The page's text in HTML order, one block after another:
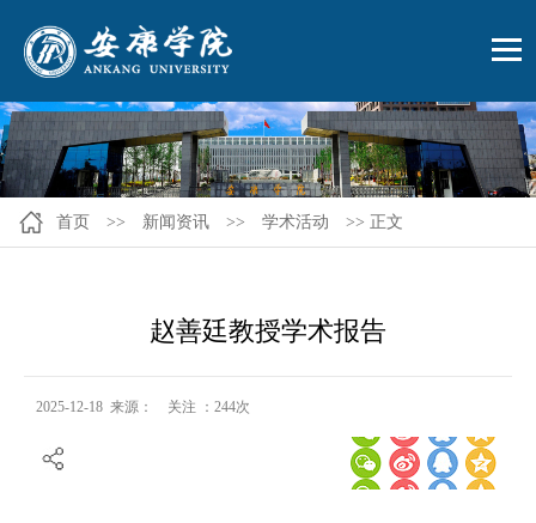
首页 >> 新闻资讯 >> 学术活动 >> 正文
赵善廷教授学术报告
2025-12-18 来源： 关注 ： 244次